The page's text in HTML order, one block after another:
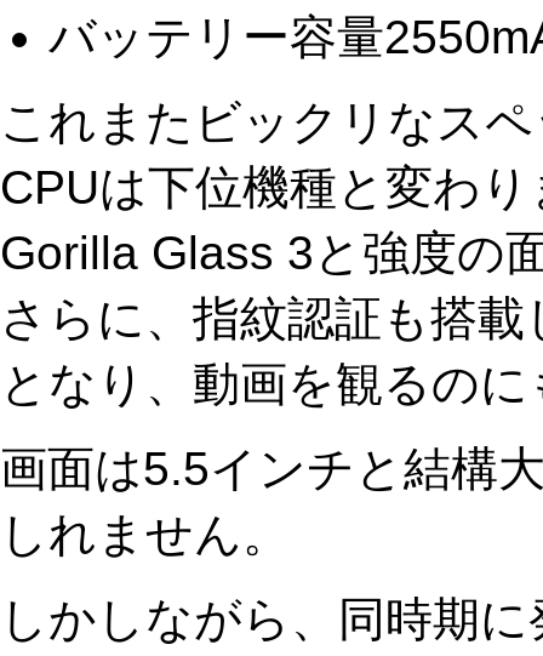
バッテリー容量
これまたビックリなス
CPUは下位機種と変わ
Gorilla Glass 3と強度の
さらに、指紋認証も搭
となり、動画を観るの
画面は5.5インチと結構
しれません。
しかしながら、同時期